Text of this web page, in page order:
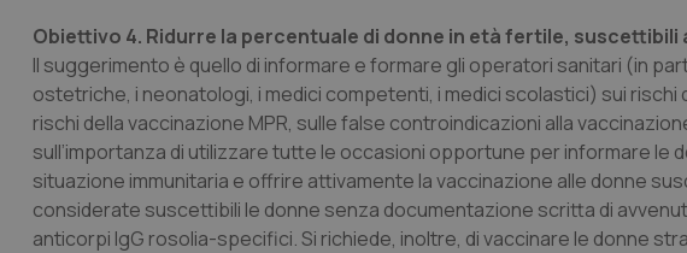
Obiettivo 4. Ridurre la percentuale di donne in età fertile, suscettibili
Il suggerimento è quello di informare e formare gli operatori sanitari (in
ostetriche, i neonatologi, i medici competenti, i medici scolastici) sui rischi
rischi della vaccinazione MPR, sulle false controindicazioni alla
sull’importanza di utilizzare tutte le occasioni opportune per informare le
situazione immunitaria e offrire attivamente la vaccinazione alle donne
considerate suscettibili le donne senza documentazione scritta di
anticorpi IgG rosolia-specifici. Si richiede, inoltre, di vaccinare le donne
CookieScriptConsent
tracking-sites-ironfish-
tracking-enable